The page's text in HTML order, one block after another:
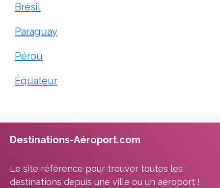
Brésil
Paraguay
Pérou
Équateur
Destinations-Aéroport.com
Le site référence pour trouver toutes les
destinations depuis une ville ou un aéroport !